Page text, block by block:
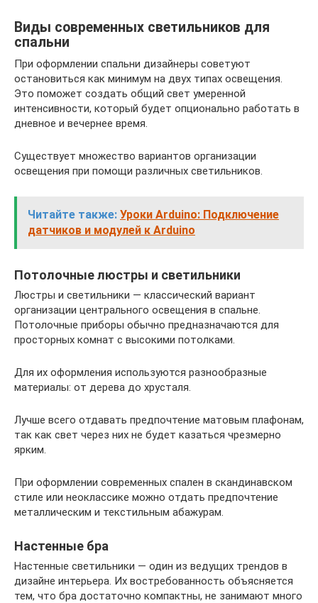
Виды современных светильников для
спальни
При оформлении спальни дизайнеры советуют
остановиться как минимум на двух типах освещения.
Это поможет создать общий свет умеренной
интенсивности, который будет опционально работать в
дневное и вечернее время.
Существует множество вариантов организации
освещения при помощи различных светильников.
Читайте также: Уроки Arduino: Подключение
датчиков и модулей к Arduino
Потолочные люстры и светильники
Люстры и светильники — классический вариант
организации центрального освещения в спальне.
Потолочные приборы обычно предназначаются для
просторных комнат с высокими потолками.
Для их оформления используются разнообразные
материалы: от дерева до хрусталя.
Лучше всего отдавать предпочтение матовым плафонам,
так как свет через них не будет казаться чрезмерно
ярким.
При оформлении современных спален в скандинавском
стиле или неоклассике можно отдать предпочтение
металлическим и текстильным абажурам.
Настенные бра
Настенные светильники — один из ведущих трендов в
дизайне интерьера. Их востребованность объясняется
тем, что бра достаточно компактны, не занимают много